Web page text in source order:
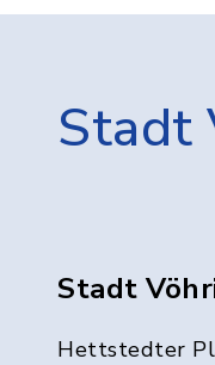
Stadt
Stadt
Hettstedter